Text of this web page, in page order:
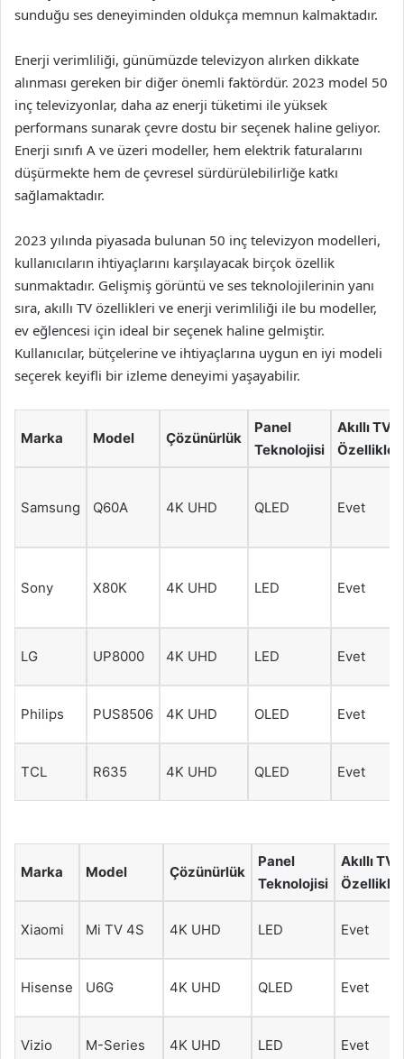
sunduğu ses deneyiminden oldukça memnun kalmaktadır.
Enerji verimliliği, günümüzde televizyon alırken dikkate
alınması gereken bir diğer önemli faktördür. 2023 model 50
inç televizyonlar, daha az enerji tüketimi ile yüksek
performans sunarak çevre dostu bir seçenek haline geliyor.
Enerji sınıfı A ve üzeri modeller, hem elektrik faturalarını
düşürmekte hem de çevresel sürdürülebilirliğe katkı
sağlamaktadır.
2023 yılında piyasada bulunan 50 inç televizyon modelleri,
kullanıcıların ihtiyaçlarını karşılayacak birçok özellik
sunmaktadır. Gelişmiş görüntü ve ses teknolojilerinin yanı
sıra, akıllı TV özellikleri ve enerji verimliliği ile bu modeller,
ev eğlencesi için ideal bir seçenek haline gelmiştir.
Kullanıcılar, bütçelerine ve ihtiyaçlarına uygun en iyi modeli
seçerek keyifli bir izleme deneyimi yaşayabilir.
Marka Model Çözünürlük
Panel
Teknolojisi
Akıllı TV
Özellikleri
Samsung Q60A 4K UHD QLED Evet
Sony X80K 4K UHD LED Evet
LG UP8000 4K UHD LED Evet
Philips PUS8506 4K UHD OLED Evet
TCL R635 4K UHD QLED Evet
Marka Model Çözünürlük
Panel
Teknolojisi
Akıllı TV
Xiaomi Mi TV 4S 4K UHD LED Evet
Hisense U6G 4K UHD QLED Evet
Vizio M-Series 4K UHD LED Evet